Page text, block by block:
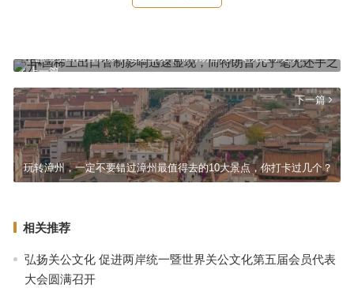
上一篇
“中国稀土出口管制影响迅速显现，而特朗普几乎毫无还手之力”
下一篇
玩转漳州，一定不要错过漳州最值得去的10大景点，你打卡过几个？
相关推荐
弘扬关公文化 促进两岸统一暨世界关公文化第五届会员代表
大会圆满召开